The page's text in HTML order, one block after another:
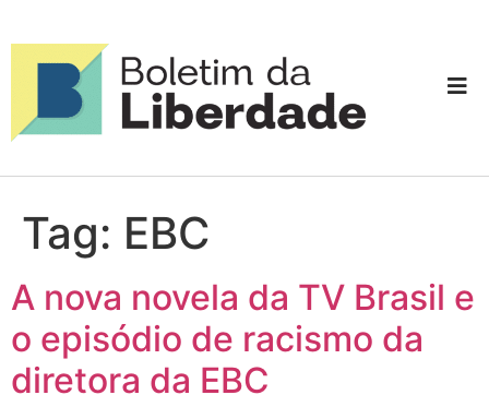
Tag: EBC
A nova novela da TV Brasil e
o episódio de racismo da
diretora da EBC